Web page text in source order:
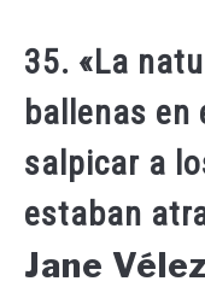
35. «La
ballenas
salpicar a
estaban
Jane